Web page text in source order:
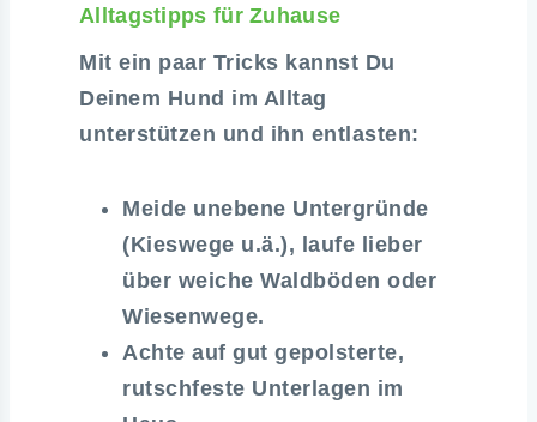
Alltagstipps für Zuhause
Mit ein paar Tricks kannst Du
Deinem Hund im Alltag
unterstützen und ihn entlasten:
Meide unebene Untergründe
(Kieswege u.ä.), laufe lieber
über weiche Waldböden oder
Wiesenwege.
Achte auf gut gepolsterte,
rutschfeste Unterlagen im